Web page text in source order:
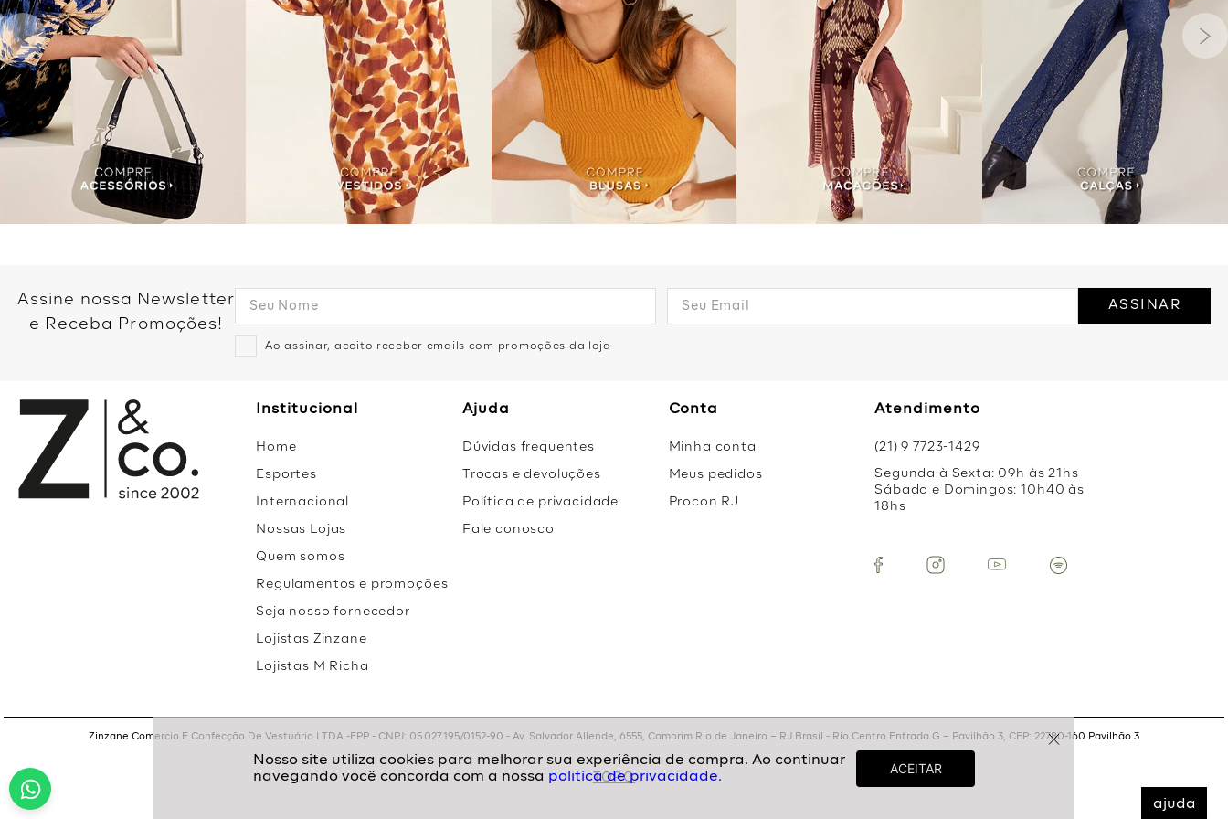
ajuda
politíca de privacidade.
Assine nossa Newsletter
e Receba Promoções!
Ao assinar, aceito receber emails com promoções da loja
ASSINAR
Institucional
Home
Esportes
Internacional
Nossas Lojas
Quem somos
Regulamentos e promoções
Seja nosso fornecedor
Lojistas Zinzane
Lojistas M Richa
Ajuda
Dúvidas frequentes
Trocas e devoluções
Política de privacidade
Fale conosco
Conta
Minha conta
Meus pedidos
Procon RJ
Atendimento
(21) 9 7723-1429
Segunda à Sexta: 09h às 21hs
Sábado e Domingos: 10h40 às
18hs
Zinzane Comercio E Confecção De Vestuário LTDA -EPP - CNPJ: 05.027.195/0152-90 - Av. Salvador Allende, 6555, Camorim Rio de Janeiro – RJ Brasil - Rio Centro Entrada G – Pavilhão 3, CEP: 22780-160 Pavilhão 3
TOPO